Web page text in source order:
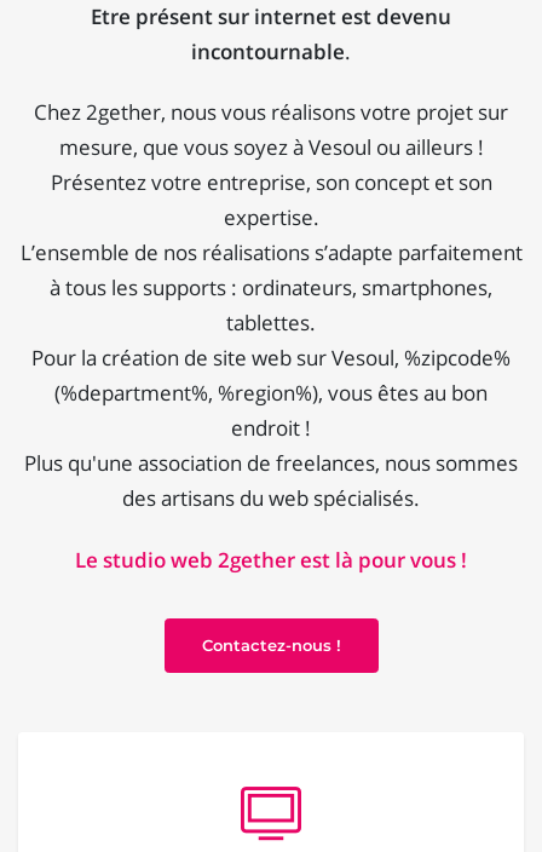
Etre présent sur internet est devenu
incontournable.
Chez 2gether, nous vous réalisons votre projet sur
mesure, que vous soyez à Vesoul ou ailleurs !
Présentez votre entreprise, son concept et son
expertise.
L’ensemble de nos réalisations s’adapte parfaitement
à tous les supports : ordinateurs, smartphones,
tablettes.
Pour la création de site web sur Vesoul, %zipcode%
(%department%, %region%), vous êtes au bon
endroit !
Plus qu'une association de freelances, nous sommes
des artisans du web spécialisés.
Le studio web 2gether est là pour vous !
Contactez-nous !